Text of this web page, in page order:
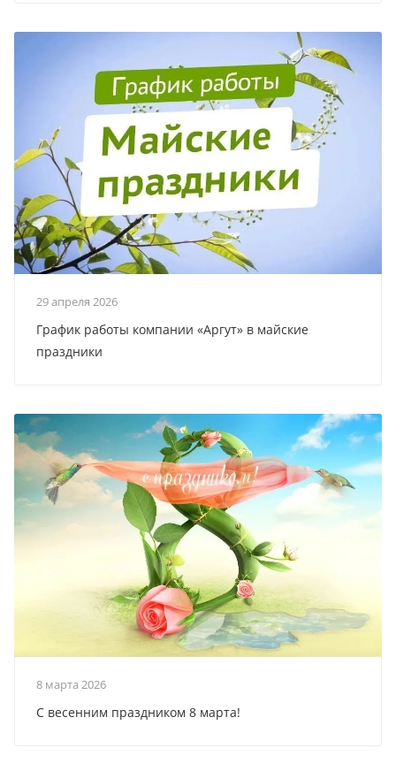
29 апреля 2026
График работы компании «Аргут» в майские
праздники
8 марта 2026
С весенним праздником 8 марта!